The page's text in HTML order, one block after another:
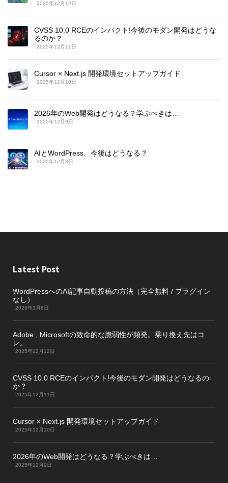
2025年12月12日
CVSS 10.0 RCEのインパクト!今後のモダン開発はどうな
るのか？
2025年12月11日
Cursor × Next.js 開発環境セットアップガイド
2025年12月10日
2026年のWeb開発はどうなる？学ぶべきは…
2025年12月9日
AIとWordPress、今後はどうなる？
2025年12月8日
Latest Post
WordPressへのAI記事自動投稿の方法（完全無料 / プラグイン
なし）
2026年3月6日
Adobe , Microsoftの致命的な脆弱性が頻発。乗り換え先はコ
レ。
2025年12月12日
CVSS 10.0 RCEのインパクト!今後のモダン開発はどうなるの
か？
2025年12月11日
Cursor × Next.js 開発環境セットアップガイド
2025年12月10日
2026年のWeb開発はどうなる？学ぶべきは…
2025年12月9日